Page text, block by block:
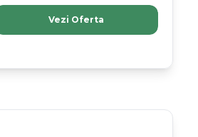
Vezi Oferta